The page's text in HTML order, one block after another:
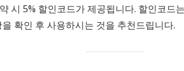
시 5% 할인코드가 제공됩니다. 할인코
확인 후 사용하시는 것을 추천드립니다.